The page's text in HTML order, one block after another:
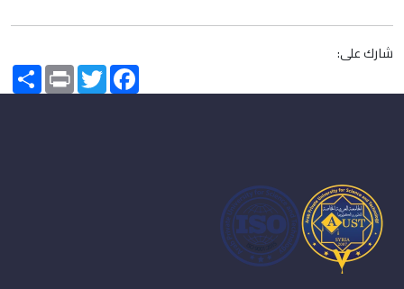
شارك على:
Share PrintTwitterFacebook